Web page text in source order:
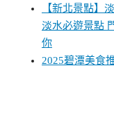
【新北景點】
淡水必遊景點
你
2025碧潭美食